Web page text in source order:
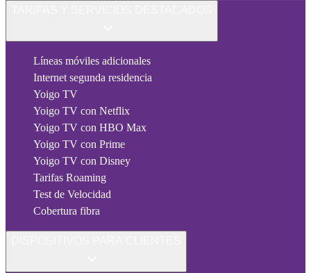
Líneas móviles adicionales
Internet segunda residencia
Yoigo TV
Yoigo TV con Netflix
Yoigo TV con HBO Max
Yoigo TV con Prime
Yoigo TV con Disney
Tarifas Roaming
Test de Velocidad
Cobertura fibra